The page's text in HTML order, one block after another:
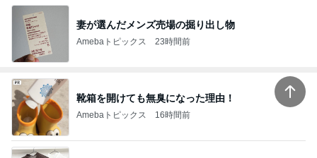
妻が選んだメンズ売場の掘り出し物
Amebaトピックス 23時間前
靴箱を開けても無臭になった理由！
Amebaトピックス 16時間前